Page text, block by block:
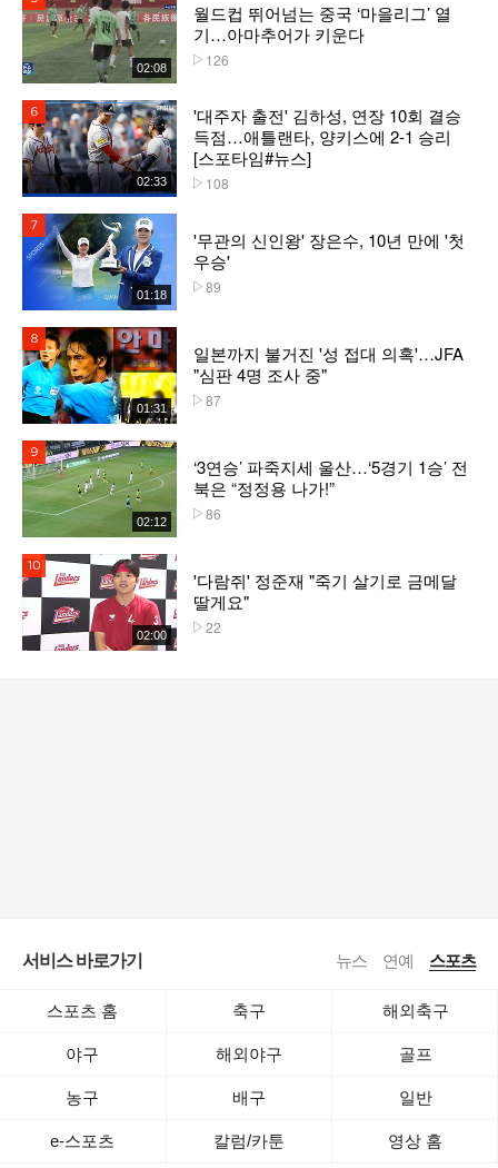
02:08
월드컵 뛰어넘는 중국 ‘마을리그’ 열
기…아마추어가 키운다
126
02:33
'대주자 출전' 김하성, 연장 10회 결승
득점…애틀랜타, 양키스에 2-1 승리
[스포타임#뉴스]
108
01:18
'무관의 신인왕' 장은수, 10년 만에 '첫
우승'
89
01:31
일본까지 불거진 '성 접대 의혹'…JFA
"심판 4명 조사 중"
87
02:12
‘3연승’ 파죽지세 울산…‘5경기 1승’ 전
북은 “정정용 나가!”
86
02:00
'다람쥐' 정준재 "죽기 살기로 금메달
딸게요"
22
서비스 바로가기 뉴스 연예 스포츠
스포츠 홈 축구 해외축구
야구 해외야구 골프
농구 배구 일반
e-스포츠 칼럼/카툰 영상 홈